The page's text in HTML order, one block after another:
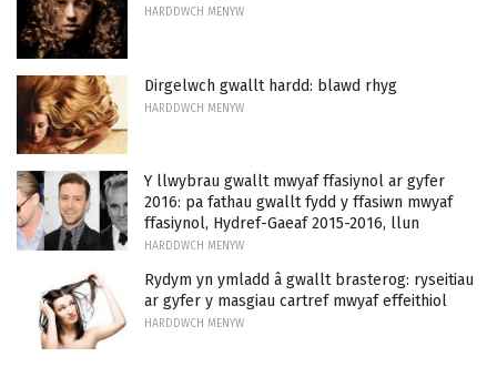
HARDDWCH MENYW
Dirgelwch gwallt hardd: blawd rhyg
HARDDWCH MENYW
Y llwybrau gwallt mwyaf ffasiynol ar gyfer
2016: pa fathau gwallt fydd y ffasiwn mwyaf
ffasiynol, Hydref-Gaeaf 2015-2016, llun
HARDDWCH MENYW
Rydym yn ymladd â gwallt brasterog: ryseitiau
ar gyfer y masgiau cartref mwyaf effeithiol
HARDDWCH MENYW